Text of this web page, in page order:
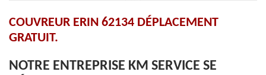
COUVREUR ERIN 62134 DÉPLACEMENT
GRATUIT.
NOTRE ENTREPRISE KM SERVICE SE